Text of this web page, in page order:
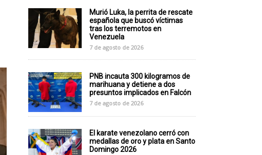
Murió Luka, la perrita de rescate
española que buscó víctimas
tras los terremotos en
Venezuela
7 de agosto de 2026
PNB incauta 300 kilogramos de
marihuana y detiene a dos
presuntos implicados en Falcón
7 de agosto de 2026
El karate venezolano cerró con
medallas de oro y plata en Santo
Domingo 2026